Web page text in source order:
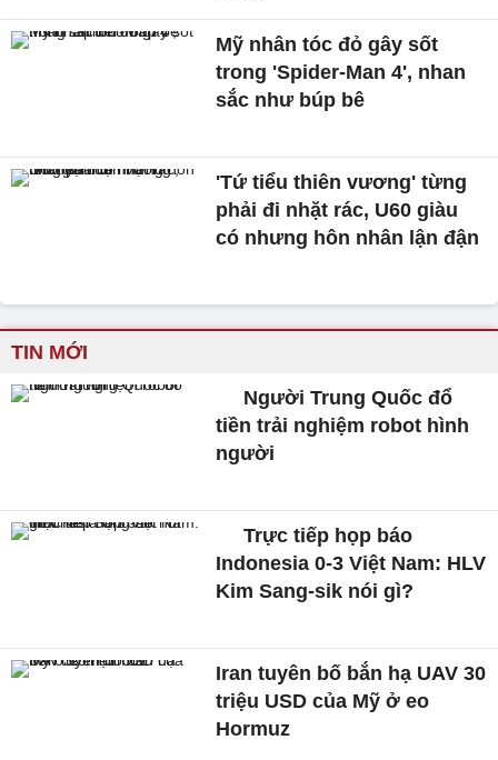
Mỹ nhân tóc đỏ gây sốt
trong 'Spider-Man 4', nhan
sắc như búp bê
'Tứ tiểu thiên vương' từng
phải đi nhặt rác, U60 giàu
có nhưng hôn nhân lận đận
TIN MỚI
Người Trung Quốc đổ
tiền trải nghiệm robot hình
người
Trực tiếp họp báo
Indonesia 0-3 Việt Nam: HLV
Kim Sang-sik nói gì?
Iran tuyên bố bắn hạ UAV 30
triệu USD của Mỹ ở eo
Hormuz